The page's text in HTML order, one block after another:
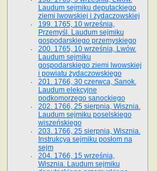
Laudum sejmiku deputackiego
ziemi lwowskiej i żydaczowskiej
199. 1765, 10 września,
Przemyśl. Laudum sejmiku
gospodarskiego przemyskiego
200. 1765, 10 września, Lwów.
Laudum sejmiku
gospodarskiego ziemi lwowskiej
i powiatu żydaczowskiego
201. 1766, 30 czerwca, Sanok.
Laudum elekcyjne
podkomorzego sanockiego
202. 1766, 25 sierpnia, Wisznia.
Laudum sejmiku poselskiego
wiszeńskiego
203. 1766, 25 sierpnia, Wisznia.
Instrukcya sejmiku posłom na
sejm
204. 1766, 15 września,
Wisznia. Laudum sejmiku